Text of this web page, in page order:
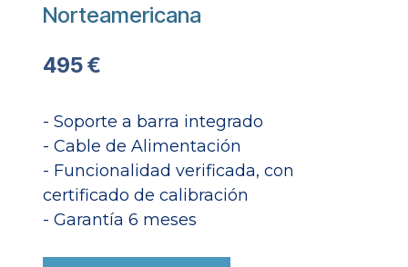
Norteamericana
495 €
- Soporte a barra integrado
- Cable de Alimentación
- Funcionalidad verificada, con
certificado de calibración
- Garantía 6 meses​